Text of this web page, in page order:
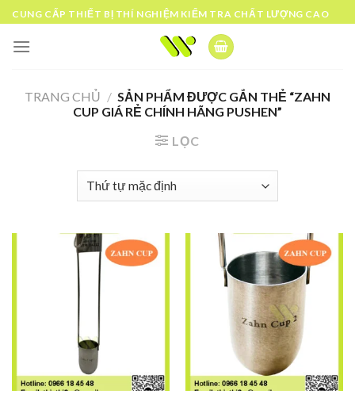
Skip
to
content
CUNG CẤP THIẾT BỊ THÍ NGHIỆM KIỂM TRA CHẤT LƯỢNG CAO
TRANG CHỦ / SẢN PHẨM ĐƯỢC GẮN THẺ “ZAHN
CUP GIÁ RẺ CHÍNH HÃNG PUSHEN”
LỌC